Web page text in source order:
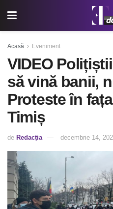
Acasă Eveniment
VIDEO
să vină banii,
Proteste în
Timiș
de Redacția decembrie 14,